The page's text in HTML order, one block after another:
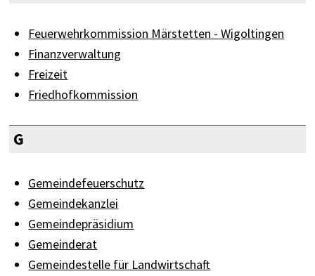
Feuerwehrkommission Märstetten - Wigoltingen
Finanzverwaltung
Freizeit
Friedhofkommission
G
Gemeindefeuerschutz
Gemeindekanzlei
Gemeindepräsidium
Gemeinderat
Gemeindestelle für Landwirtschaft